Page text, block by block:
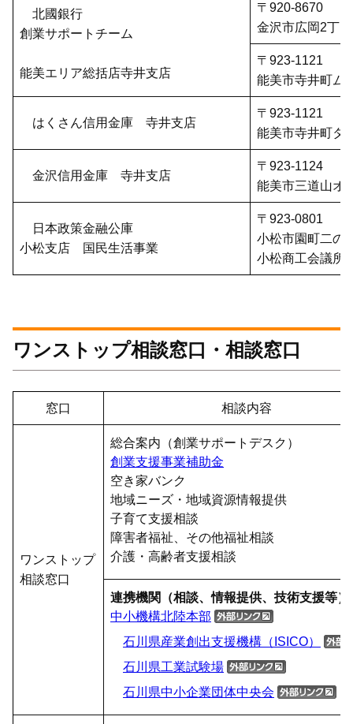
北國銀行
創業サポートチーム
能美エリア総括店寺井支店
〒920-8670
金沢市広岡2丁
〒923-1121
能美市寺井町ム
はくさん信用金庫 寺井支店
〒923-1121
能美市寺井町タ
金沢信用金庫 寺井支店
〒923-1124
能美市三道山オ
日本政策金融公庫
小松支店 国民生活事業
〒923-0801
小松市園町二の
小松商工会議所
ワンストップ相談窓口・相談窓口
窓口 相談内容
ワンストップ
相談窓口
総合案内（創業サポートデスク）
創業支援事業補助金
空き家バンク
地域ニーズ・地域資源情報提供
子育て支援相談
障害者福祉、その他福祉相談
介護・高齢者支援相談
連携機関（相談、情報提供、技術支援等）
中小機構北陸本部
石川県産業創出支援機構（ISICO）
石川県工業試験場
石川県中小企業団体中央会